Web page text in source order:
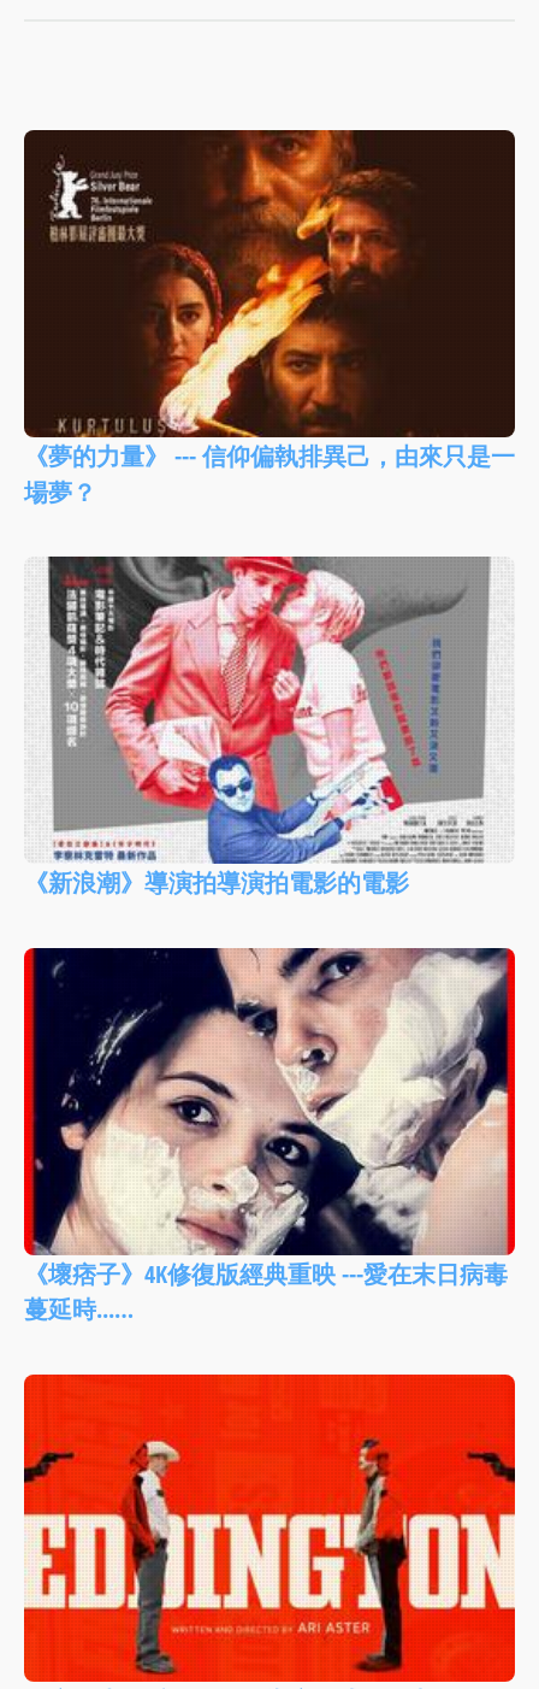
《夢的力量》 --- 信仰偏執排異己，由來只是一
場夢？
《新浪潮》導演拍導演拍電影的電影
《壞痞子》4K修復版經典重映 ---愛在末日病毒
蔓延時...…